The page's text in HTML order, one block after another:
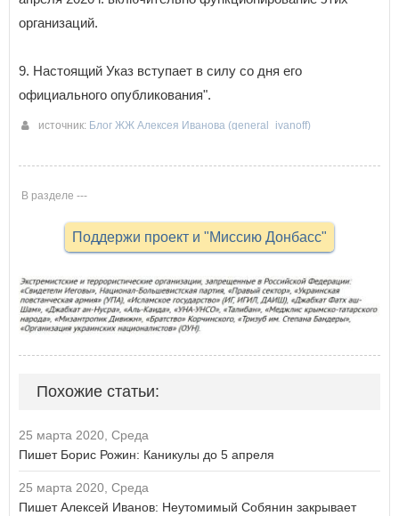
организаций.
9. Настоящий Указ вступает в силу со дня его
официального опубликования".
источник: Блог ЖЖ Алексея Иванова (general_ivanoff)
В разделе ---
Поддержи проект и "Миссию Донбасс"
Похожие статьи:
25 марта 2020, Среда
Пишет Борис Рожин: Каникулы до 5 апреля
25 марта 2020, Среда
Пишет Алексей Иванов: Неутомимый Собянин закрывает